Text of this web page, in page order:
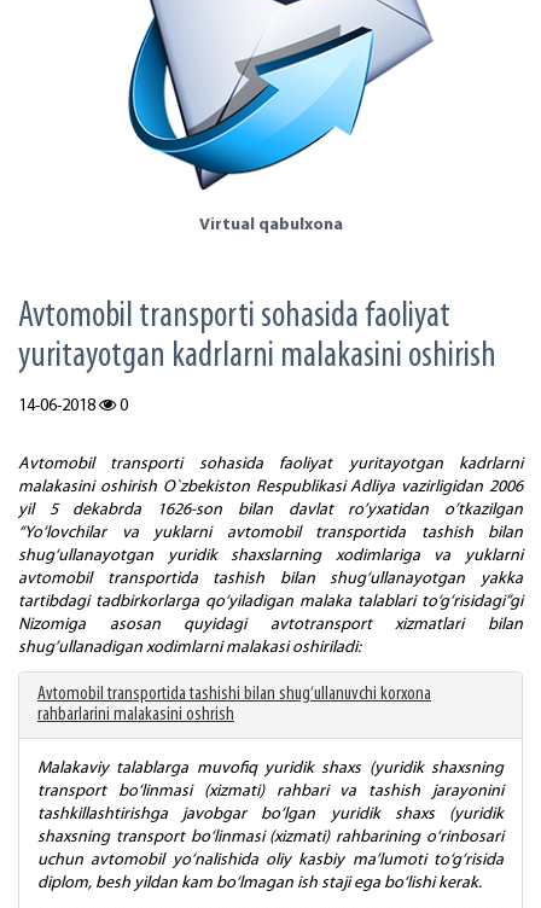
Virtual qabulxona
Avtomobil transporti sohasida faoliyat
yuritayotgan kadrlarni malakasini oshirish
14-06-2018 0
Avtomobil transporti sohasida faoliyat yuritayotgan kadrlarni
malakasini oshirish O`zbekiston Respublikasi Adliya vazirligidan 2006
yil 5 dekabrda 1626-son bilan davlat ro’yxatidan o’tkazilgan
“Yo‘lovchilar va yuklarni avtomobil transportida tashish bilan
shug‘ullanayotgan yuridik shaxslarning xodimlariga va yuklarni
avtomobil transportida tashish bilan shug‘ullanayotgan yakka
tartibdagi tadbirkorlarga qo‘yiladigan malaka talablari to‘g‘risidagi”gi
Nizomiga asosan quyidagi avtotransport xizmatlari bilan
shug’ullanadigan xodimlarni malakasi oshiriladi:
Avtomobil transportida tashishi bilan shug‘ullanuvchi korxona
rahbarlarini malakasini oshrish
Malakaviy talablarga muvofiq yuridik shaxs (yuridik shaxsning
transport bo‘linmasi (xizmati) rahbari va tashish jarayonini
tashkillashtirishga javobgar bo‘lgan yuridik shaxs (yuridik
shaxsning transport bo‘linmasi (xizmati) rahbarining o‘rinbosari
uchun avtomobil yo‘nalishida oliy kasbiy ma’lumoti to‘g‘risida
diplom, besh yildan kam bo‘lmagan ish staji ega bo‘lishi kerak.